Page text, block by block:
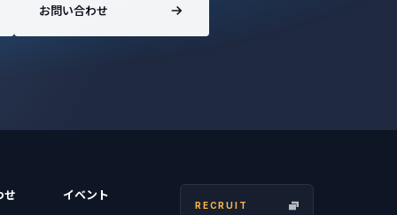
お問い合わせ
せ イベント
RECRUIT